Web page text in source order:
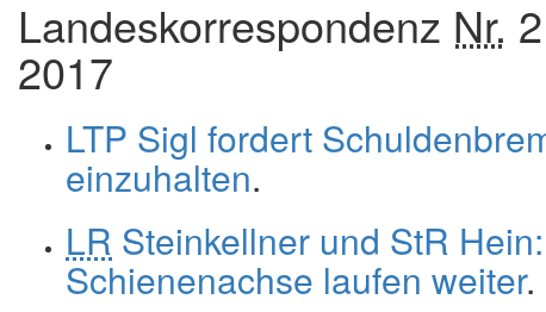
Landeskorrespondenz Nr.
2017
LTP Sigl fordert
einzuhalten.
LR Steinkellner und StR
Schienenachse laufen weiter.